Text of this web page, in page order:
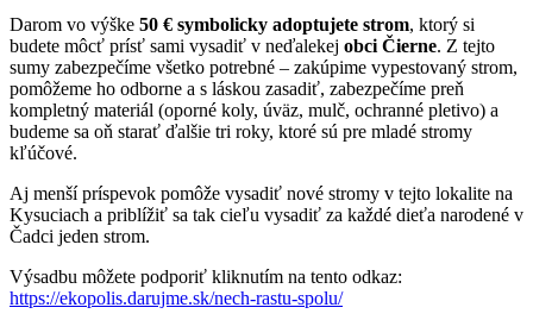
Darom vo výške 50 € symbolicky adoptujete strom, ktorý si
budete môcť prísť sami vysadiť v neďalekej obci Čierne. Z tejto
sumy zabezpečíme všetko potrebné – zakúpime vypestovaný strom,
pomôžeme ho odborne a s láskou zasadiť, zabezpečíme preň
kompletný materiál (oporné koly, úväz, mulč, ochranné pletivo) a
budeme sa oň starať ďalšie tri roky, ktoré sú pre mladé stromy
kľúčové.
Aj menší príspevok pomôže vysadiť nové stromy v tejto lokalite na
Kysuciach a priblížiť sa tak cieľu vysadiť za každé dieťa narodené v
Čadci jeden strom.
Výsadbu môžete podporiť kliknutím na tento odkaz:
https://ekopolis.darujme.sk/nech-rastu-spolu/